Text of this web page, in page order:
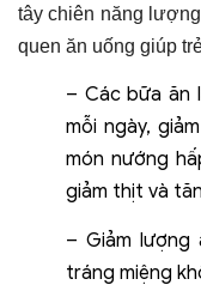
tây chiên năng
quen ăn uống giúp
– Các bữa ăn
mỗi ngày,
món nướng
giảm thịt và
– Giảm lượng
tráng miệng